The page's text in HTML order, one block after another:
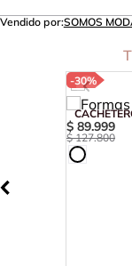
Vendido por:SOMOS
-30%
$ 89.999
$ 127.800